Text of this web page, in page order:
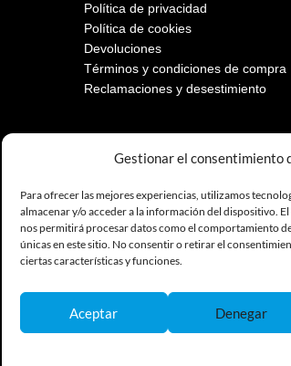
Gestionar el consentimiento
Para ofrecer las mejores experiencias, utilizamos
almacenar y/o acceder a la información del dispositivo.
nos permitirá procesar datos como el comportamiento
únicas en este sitio. No consentir o retirar el
ciertas características y funciones.
Aceptar Denegar
Política de privacidad
Política de cookies
Devoluciones
Términos y condiciones de compra
Reclamaciones y desestimiento